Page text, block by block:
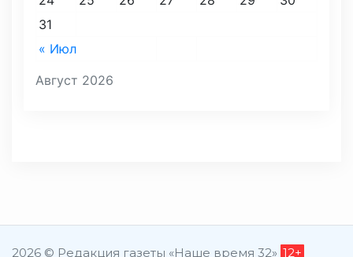
Август 2026
« Июл
31
2026 © Редакция газеты «Наше время 32» 12+